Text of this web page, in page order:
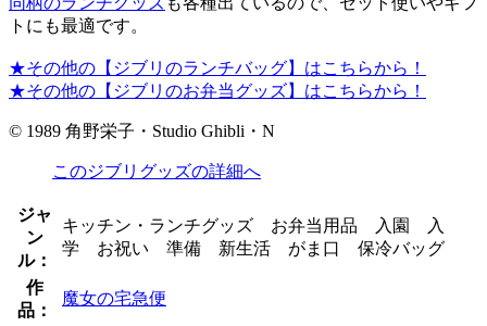
トにも最適です。
★その他の【ジブリのランチバッグ】はこちらから！
★その他の【ジブリのお弁当グッズ】はこちらから！
© 1989 角野栄子・Studio Ghibli・N
このジブリグッズの詳細へ
ジャ
ン
ル：
キッチン・ランチグッズ お弁当用品 入園 入
学 お祝い 準備 新生活 がま口 保冷バッグ
作
品：
魔女の宅急便